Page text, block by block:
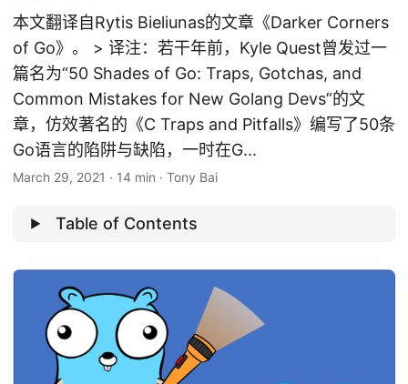
本文翻译自Rytis Bieliunas的文章《Darker Corners
of Go》。 > 译注：若干年前，Kyle Quest曾发过一
篇名为“50 Shades of Go: Traps, Gotchas, and
Common Mistakes for New Golang Devs”的文
章，仿效著名的《C Traps and Pitfalls》编写了50条
Go语言的陷阱与缺陷，一时在G...
March 29, 2021 · 14 min · Tony Bai
Table of Contents